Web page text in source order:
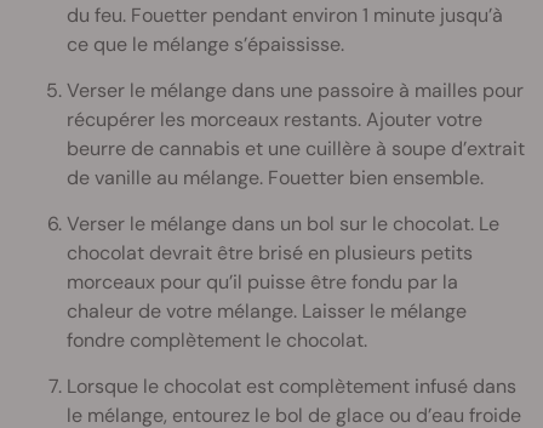
du feu. Fouetter pendant environ 1 minute jusqu’à
ce que le mélange s’épaississe.
Verser le mélange dans une passoire à mailles pour
récupérer les morceaux restants. Ajouter votre
beurre de cannabis et une cuillère à soupe d’extrait
de vanille au mélange. Fouetter bien ensemble.
Verser le mélange dans un bol sur le chocolat. Le
chocolat devrait être brisé en plusieurs petits
morceaux pour qu’il puisse être fondu par la
chaleur de votre mélange. Laisser le mélange
fondre complètement le chocolat.
Lorsque le chocolat est complètement infusé dans
le mélange, entourez le bol de glace ou d’eau froide